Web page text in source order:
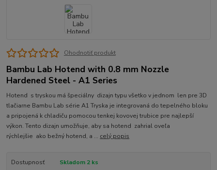
Ohodnotiť produkt
Bambu Lab Hotend with 0.8 mm Nozzle
Hardened Steel - A1 Series
Hotend s tryskou má špeciálny dizajn typu všetko v jednom len pre 3D
tlačiarne Bambu Lab série A1 Tryska je integrovaná do tepelného bloku
a pripojená k chladiču pomocou tenkej kovovej trubice pre najlepší
výkon. Tento dizajn umožňuje, aby sa hotend zahrial oveľa
rýchlejšie ako bežný hotend, a ... celý popis
Dostupnosť Skladom 2 ks